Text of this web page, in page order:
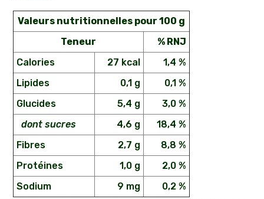
Valeurs nutritionnelles pour 100 g
Teneur
% RNJ
Calories
27 kcal
1,4 %
Lipides
0,1 g
0,1 %
Glucides
5,4 g
3,0 %
dont sucres
4,6 g
18,4 %
Fibres
2,7 g
8,8 %
Protéines
1,0 g
2,0 %
Sodium
9 mg
0,2 %